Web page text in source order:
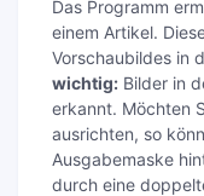
Das Programm
einem Artikel.
Vorschaubildes in
wichtig: Bilder in
erkannt. Möchten
ausrichten, so
Ausgabemaske
durch eine